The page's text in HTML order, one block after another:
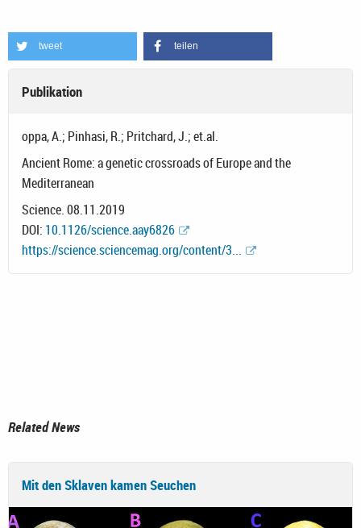
tweet teilen
Publikation
oppa, A.; Pinhasi, R.; Pritchard, J.; et.al.
Ancient Rome: a genetic crossroads of Europe and the
Mediterranean
Science. 08.11.2019
DOI: 10.1126/science.aay6826
https://science.sciencemag.org/content/3...
Related News
Mit den Sklaven kamen Seuchen